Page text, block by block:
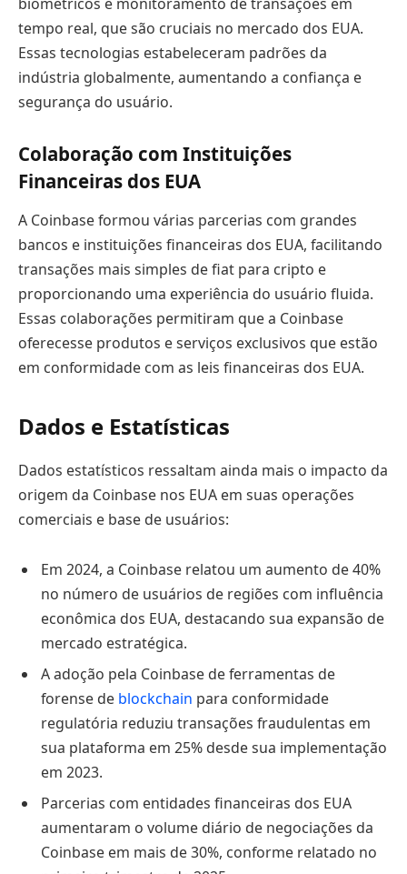
tempo real, que são cruciais no mercado dos EUA.
Essas tecnologias estabeleceram padrões da
indústria globalmente, aumentando a confiança e
segurança do usuário.
Colaboração com Instituições
Financeiras dos EUA
A Coinbase formou várias parcerias com grandes
bancos e instituições financeiras dos EUA, facilitando
transações mais simples de fiat para cripto e
proporcionando uma experiência do usuário fluida.
Essas colaborações permitiram que a Coinbase
oferecesse produtos e serviços exclusivos que estão
em conformidade com as leis financeiras dos EUA.
Dados e Estatísticas
Dados estatísticos ressaltam ainda mais o impacto da
origem da Coinbase nos EUA em suas operações
comerciais e base de usuários:
Em 2024, a Coinbase relatou um aumento de 40%
no número de usuários de regiões com influência
econômica dos EUA, destacando sua expansão de
mercado estratégica.
A adoção pela Coinbase de ferramentas de
forense de blockchain para conformidade
regulatória reduziu transações fraudulentas em
sua plataforma em 25% desde sua implementação
em 2023.
Parcerias com entidades financeiras dos EUA
aumentaram o volume diário de negociações da
Coinbase em mais de 30%, conforme relatado no